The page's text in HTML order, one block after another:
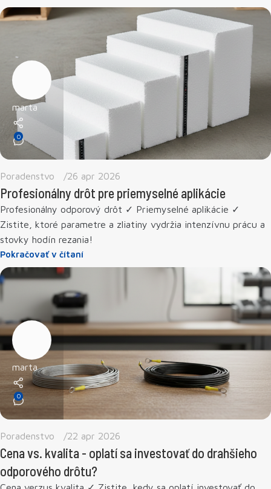
marta
0
Poradenstvo 26 apr 2026
Profesionálny drôt pre priemyselné aplikácie
Profesionálny odporový drôt ✓ Priemyselné aplikácie ✓
Zistite, ktoré parametre a zliatiny vydržia intenzívnu prácu a
stovky hodín rezania!
Pokračovať v čítaní
marta
0
Poradenstvo 22 apr 2026
Cena vs. kvalita - oplatí sa investovať do drahšieho
odporového drôtu?